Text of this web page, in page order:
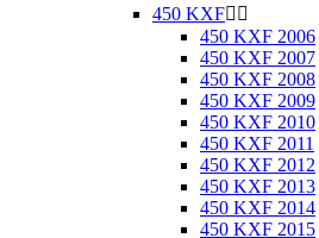
450 KXF 
450 KXF 2006
450 KXF 2007
450 KXF 2008
450 KXF 2009
450 KXF 2010
450 KXF 2011
450 KXF 2012
450 KXF 2013
450 KXF 2014
450 KXF 2015